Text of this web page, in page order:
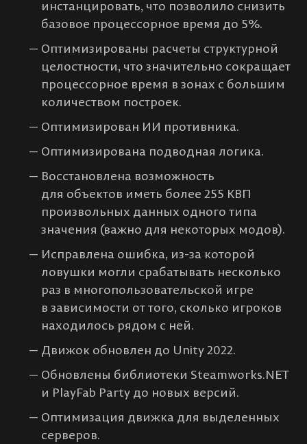
инстанцировать, что позволило снизить
базовое процессорное время до 5%.
Оптимизированы расчеты структурной
целостности, что значительно сокращает
процессорное время в зонах с большим
количеством построек.
Оптимизирован ИИ противника.
Оптимизирована подводная логика.
Восстановлена возможность
для объектов иметь более 255 КВП
произвольных данных одного типа
значения (важно для некоторых модов).
Исправлена ошибка, из-за которой
ловушки могли срабатывать несколько
раз в многопользовательской игре
в зависимости от того, сколько игроков
находилось рядом с ней.
Движок обновлен до Unity 2022.
Обновлены библиотеки Steamworks.NET
и PlayFab Party до новых версий.
Оптимизация движка для выделенных
серверов.